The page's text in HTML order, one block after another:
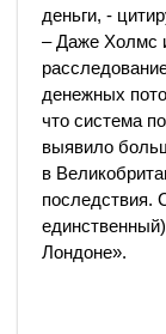
деньги, -
– Даже Холмс
денежных
что система
выявило
в
последствия.
Лондоне».